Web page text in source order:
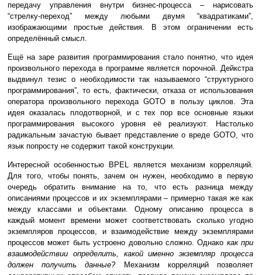
передачу управления внутри бизнес-процесса – нарисовать
“стрелку-переход” между любыми двумя “квадратиками”,
изображающими простые действия. В этом ограничении есть
определённый смысл.
Ещё на заре развития программирования стало понятно, что идея
произвольного перехода в программе является порочной. Дейкстра
выдвинул тезис о необходимости так называемого “структурного
программирования”, то есть, фактически, отказа от использования
оператора произвольного перехода GOTO в пользу циклов. Эта
идея оказалась плодотворной, и с тех пор все основные языки
программирования высокого уровня её реализуют. Настолько
радикальным зачастую бывает представление о вреде GOTO, что
язык попросту не содержит такой конструкции.
Интересной особенностью BPEL является механизм корреляций.
Для того, чтобы понять, зачем он нужен, необходимо в первую
очередь обратить внимание на то, что есть разница между
описаниями процессов и их экземплярами – примерно такая же как
между классами и объектами. Одному описанию процесса в
каждый момент времени может соответствовать сколько угодно
экземпляров процессов, и взаимодействие между экземплярами
процессов может быть устроено довольно сложно. Однако как при
взаимодействии определить, какой именно экземпляр процесса
должен получить данные?Механизм корреляций позволяет